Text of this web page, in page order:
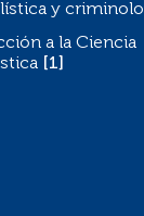
y criminología
y
la Ciencia
a la Ciencia
[1]